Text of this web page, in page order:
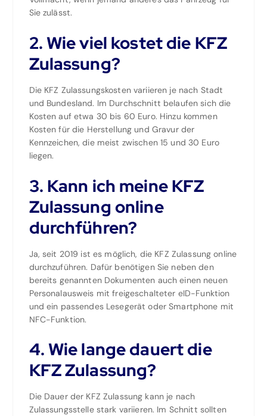
Sie zulässt.
2. Wie viel kostet die KFZ
Zulassung?
Die KFZ Zulassungskosten variieren je nach Stadt
und Bundesland. Im Durchschnitt belaufen sich die
Kosten auf etwa 30 bis 60 Euro. Hinzu kommen
Kosten für die Herstellung und Gravur der
Kennzeichen, die meist zwischen 15 und 30 Euro
liegen.
3. Kann ich meine KFZ
Zulassung online
durchführen?
Ja, seit 2019 ist es möglich, die KFZ Zulassung online
durchzuführen. Dafür benötigen Sie neben den
bereits genannten Dokumenten auch einen neuen
Personalausweis mit freigeschalteter eID-Funktion
und ein passendes Lesegerät oder Smartphone mit
NFC-Funktion.
4. Wie lange dauert die
KFZ Zulassung?
Die Dauer der KFZ Zulassung kann je nach
Zulassungsstelle stark variieren. Im Schnitt sollten